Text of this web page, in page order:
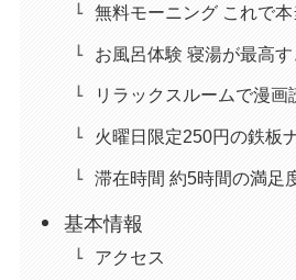
無料モーニング これで本
お風呂体験 寝湯が最高す
リラックスルームで漫画
火曜日限定250円の鉄板
滞在時間 約5時間の満足
基本情報
アクセス